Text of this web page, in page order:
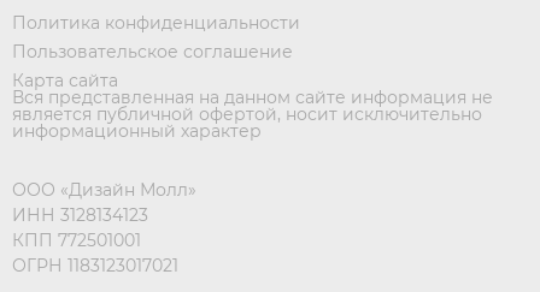
Политика конфиденциальности
Пользовательское соглашение
Карта сайта
Вся представленная на данном сайте информация не
является публичной офертой, носит исключительно
информационный характер
ООО «Дизайн Молл»
ИНН 3128134123
КПП 772501001
ОГРН 1183123017021